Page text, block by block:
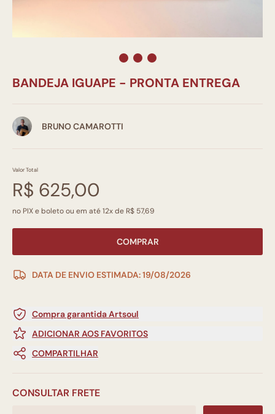
BANDEJA IGUAPE - PRONTA ENTREGA
BRUNO CAMAROTTI
Valor Total
R$ 625,00
no PIX e boleto ou em até 12x de R$ 57,69
COMPRAR
DATA DE ENVIO ESTIMADA: 19/08/2026
Compra garantida Artsoul
ADICIONAR AOS FAVORITOS
COMPARTILHAR
CONSULTAR FRETE